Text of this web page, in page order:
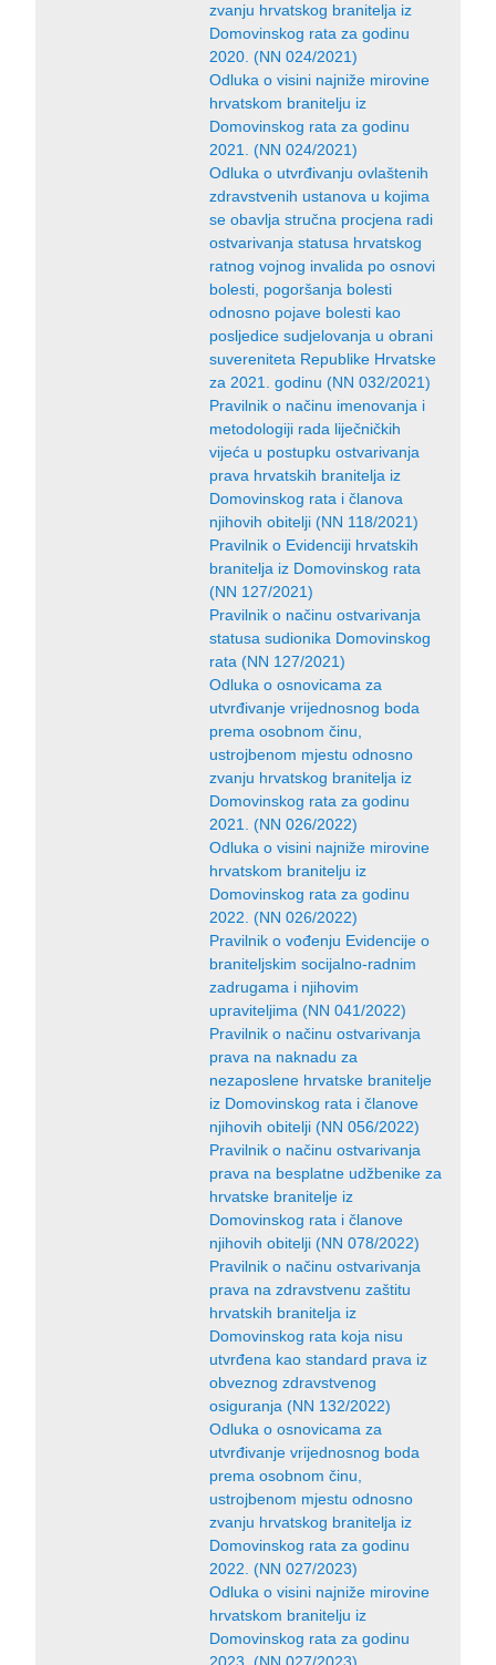
zvanju hrvatskog branitelja iz
Domovinskog rata za godinu
2020. (NN 024/2021)
Odluka o visini najniže mirovine
hrvatskom branitelju iz
Domovinskog rata za godinu
2021. (NN 024/2021)
Odluka o utvrđivanju ovlaštenih
zdravstvenih ustanova u kojima
se obavlja stručna procjena radi
ostvarivanja statusa hrvatskog
ratnog vojnog invalida po osnovi
bolesti, pogoršanja bolesti
odnosno pojave bolesti kao
posljedice sudjelovanja u obrani
suvereniteta Republike Hrvatske
za 2021. godinu (NN 032/2021)
Pravilnik o načinu imenovanja i
metodologiji rada liječničkih
vijeća u postupku ostvarivanja
prava hrvatskih branitelja iz
Domovinskog rata i članova
njihovih obitelji (NN 118/2021)
Pravilnik o Evidenciji hrvatskih
branitelja iz Domovinskog rata
(NN 127/2021)
Pravilnik o načinu ostvarivanja
statusa sudionika Domovinskog
rata (NN 127/2021)
Odluka o osnovicama za
utvrđivanje vrijednosnog boda
prema osobnom činu,
ustrojbenom mjestu odnosno
zvanju hrvatskog branitelja iz
Domovinskog rata za godinu
2021. (NN 026/2022)
Odluka o visini najniže mirovine
hrvatskom branitelju iz
Domovinskog rata za godinu
2022. (NN 026/2022)
Pravilnik o vođenju Evidencije o
braniteljskim socijalno-radnim
zadrugama i njihovim
upraviteljima (NN 041/2022)
Pravilnik o načinu ostvarivanja
prava na naknadu za
nezaposlene hrvatske branitelje
iz Domovinskog rata i članove
njihovih obitelji (NN 056/2022)
Pravilnik o načinu ostvarivanja
prava na besplatne udžbenike za
hrvatske branitelje iz
Domovinskog rata i članove
njihovih obitelji (NN 078/2022)
Pravilnik o načinu ostvarivanja
prava na zdravstvenu zaštitu
hrvatskih branitelja iz
Domovinskog rata koja nisu
utvrđena kao standard prava iz
obveznog zdravstvenog
osiguranja (NN 132/2022)
Odluka o osnovicama za
utvrđivanje vrijednosnog boda
prema osobnom činu,
ustrojbenom mjestu odnosno
zvanju hrvatskog branitelja iz
Domovinskog rata za godinu
2022. (NN 027/2023)
Odluka o visini najniže mirovine
hrvatskom branitelju iz
Domovinskog rata za godinu